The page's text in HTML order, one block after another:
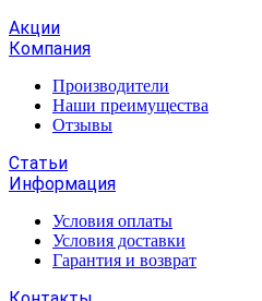
Акции
Компания
Производители
Наши преимущества
Отзывы
Статьи
Информация
Условия оплаты
Условия доставки
Гарантия и возврат